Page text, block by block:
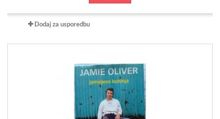
Dodaj za usporedbu